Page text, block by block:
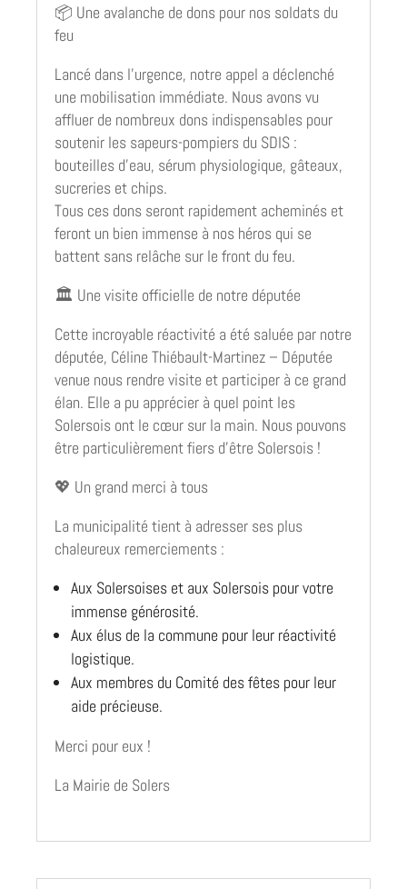
📦 Une avalanche de dons pour nos soldats du
feu
Lancé dans l’urgence, notre appel a déclenché
une mobilisation immédiate. Nous avons vu
affluer de nombreux dons indispensables pour
soutenir les sapeurs-pompiers du SDIS :
bouteilles d’eau, sérum physiologique, gâteaux,
sucreries et chips.
Tous ces dons seront rapidement acheminés et
feront un bien immense à nos héros qui se
battent sans relâche sur le front du feu.
🏛️ Une visite officielle de notre députée
Cette incroyable réactivité a été saluée par notre
députée, Céline Thiébault-Martinez – Députée
venue nous rendre visite et participer à ce grand
élan. Elle a pu apprécier à quel point les
Solersois ont le cœur sur la main. Nous pouvons
être particulièrement fiers d’être Solersois !
💖 Un grand merci à tous
La municipalité tient à adresser ses plus
chaleureux remerciements :
Aux Solersoises et aux Solersois pour votre
immense générosité.
Aux élus de la commune pour leur réactivité
logistique.
Aux membres du Comité des fêtes pour leur
aide précieuse.
Merci pour eux !
La Mairie de Solers